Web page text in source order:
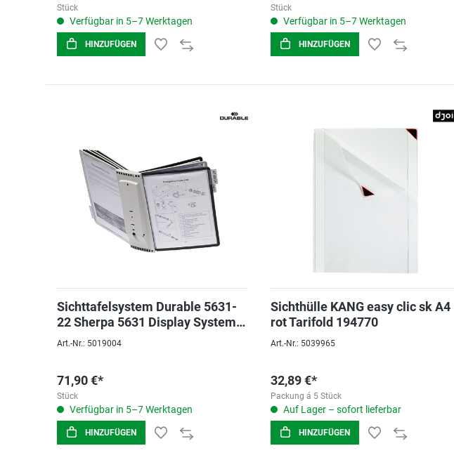
Stück
Verfügbar in 5–7 Werktagen
HINZUFÜGEN
Stück
Verfügbar in 5–7 Werktagen
HINZUFÜGEN
Sichttafelsystem Durable 5631-
22 Sherpa 5631 Display System
Wall 10
Art.-Nr.: 5019004
71,90 €*
Stück
Verfügbar in 5–7 Werktagen
HINZUFÜGEN
Sichthülle KANG easy clic sk A4
rot Tarifold 194770
Art.-Nr.: 5039965
32,89 €*
Packung á 5 Stück
Auf Lager – sofort lieferbar
HINZUFÜGEN